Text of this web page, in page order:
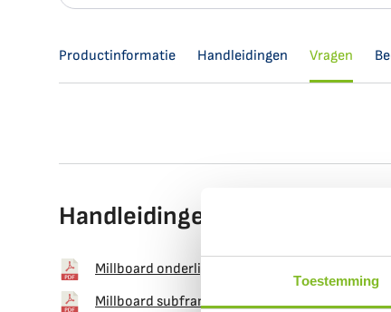
Toestemming
Productinformatie Handleidingen Vragen
Handleidingen
Millboard onderligger
Millboard subframes